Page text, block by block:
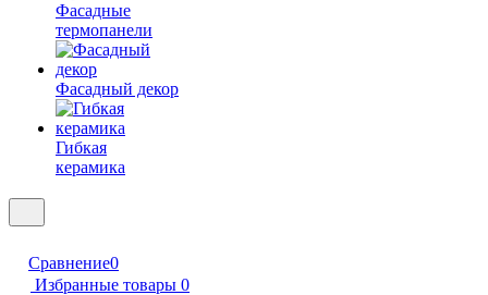
Фасадные
термопанели
Фасадный декор
Гибкая
керамика
Сравнение0
Избранные товары 0